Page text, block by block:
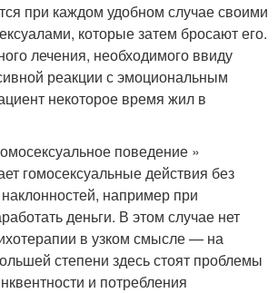
при каждом удобном случае своими
которые затем бросают его.
лечения, необходимого ввиду
реакции с эмоциональным
некоторое время жил в
поведение »
гомосексуальные действия без
например при
деньги. В этом случае нет
в узком смысле — на
степени здесь стоят проблемы
и потребления